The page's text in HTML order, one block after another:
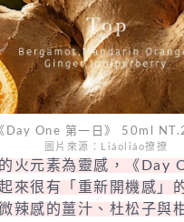
Day One 第一日》 50ml
圖片來源：Liáoliáo撩撩
火元素為靈感，《Day
來很有「重新開機感」
辣感的薑汁、杜松子與